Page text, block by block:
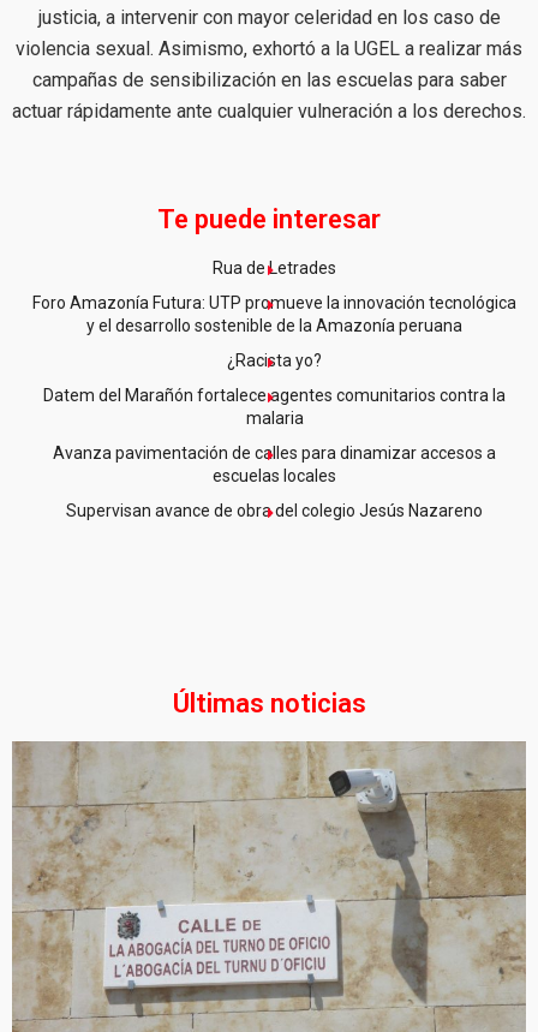
justicia, a intervenir con mayor celeridad en los caso de
violencia sexual. Asimismo, exhortó a la UGEL a realizar más
campañas de sensibilización en las escuelas para saber
actuar rápidamente ante cualquier vulneración a los derechos.
Te puede interesar
Rua de Letrades
Foro Amazonía Futura: UTP promueve la innovación tecnológica
y el desarrollo sostenible de la Amazonía peruana
¿Racista yo?
Datem del Marañón fortalece agentes comunitarios contra la
malaria
Avanza pavimentación de calles para dinamizar accesos a
escuelas locales
Supervisan avance de obra del colegio Jesús Nazareno
Últimas noticias